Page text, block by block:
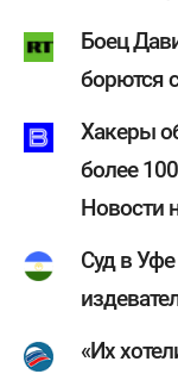
Боец
борются
Хакеры
более
Новости
Суд в
«Их